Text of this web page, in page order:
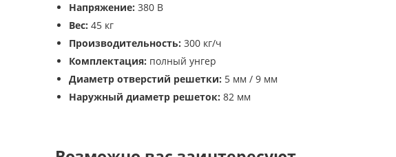
Напряжение: 380 В
Вес: 45 кг
Производительность: 300 кг/ч
Комплектация: полный унгер
Диаметр отверстий решетки: 5 мм / 9 мм
Наружный диаметр решеток: 82 мм